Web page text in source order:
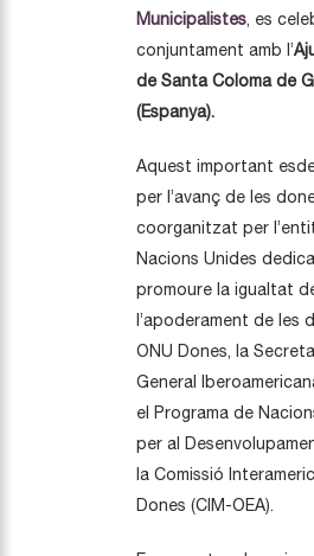
Municipalistes, es
conjuntament amb l’
de Santa Coloma de
(Espanya).
Aquest important
per l’avanç de les
coorganitzat per
Nacions Unides
promoure la igualtat
l’apoderament de les
ONU Dones, la
General
el Programa de
per al
la Comissió
Dones (CIM-OEA).